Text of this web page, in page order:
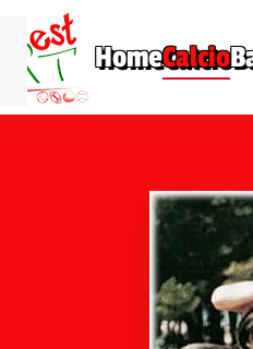
HomeCalcio